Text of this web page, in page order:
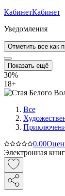
КабинетКабинет
Уведомления
Отметить все как
Показать ещё
30%
18+
Все
0.00
Электронная